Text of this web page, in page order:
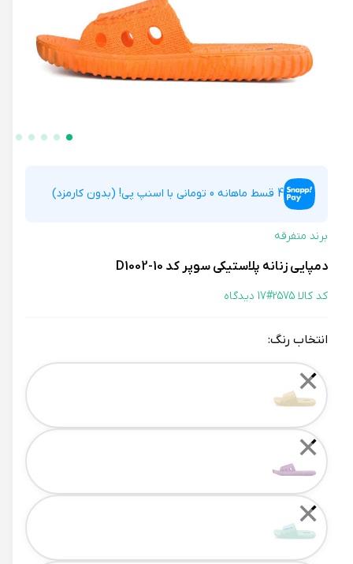
4 قسط ماهانه 0 تومانی با اسنپ پی! (بدون کارمزد)
برند متفرقه
دمپایی زنانه پلاستیکی سوپر کد 10-D1002
کد کالا 2575# 17 دیدگاه
انتخاب رنگ:
Color
✕
✕
✕